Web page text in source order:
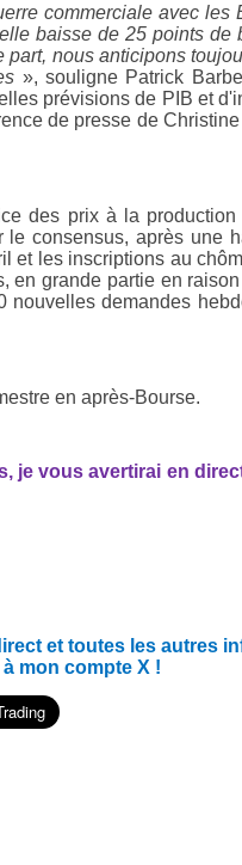
commerciale avec les
baisse de 25 points de
nous anticipons
», souligne Patrick
prévisions de PIB et
de presse de
des prix à la
consensus, après une
et les inscriptions au
grande partie en
demandes
en après-Bourse.
je vous avertirai en
et toutes les autres
mon compte X !